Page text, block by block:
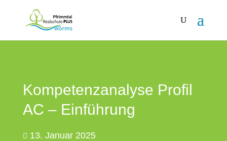
Kompetenzanalyse Profil
AC – Einführung
13. Januar 2025